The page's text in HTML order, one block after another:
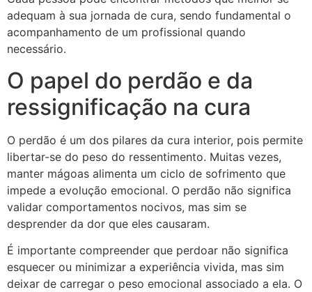
adequam à sua jornada de cura, sendo fundamental o
acompanhamento de um profissional quando
necessário.
O papel do perdão e da
ressignificação na cura
O perdão é um dos pilares da cura interior, pois permite
libertar-se do peso do ressentimento. Muitas vezes,
manter mágoas alimenta um ciclo de sofrimento que
impede a evolução emocional. O perdão não significa
validar comportamentos nocivos, mas sim se
desprender da dor que eles causaram.
É importante compreender que perdoar não significa
esquecer ou minimizar a experiência vivida, mas sim
deixar de carregar o peso emocional associado a ela. O